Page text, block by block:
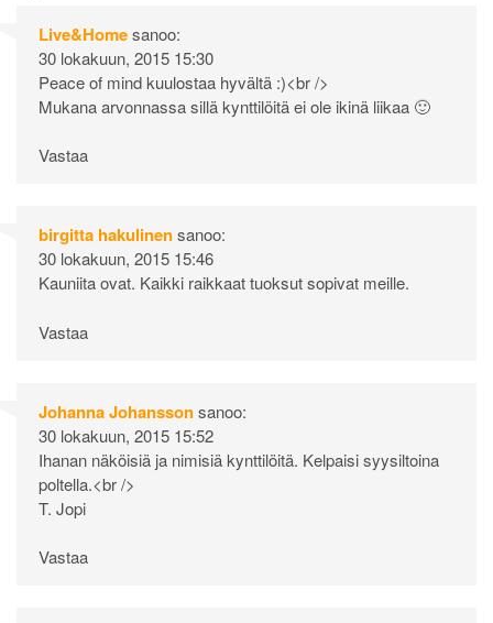
Live&Homesanoo:
30 lokakuun, 2015 15:30
Peace of mind kuulostaa hyvältä :)<br />
Mukana arvonnassa sillä kynttilöitä ei ole ikinä liikaa 🙂
Vastaa
birgitta hakulinensanoo:
30 lokakuun, 2015 15:46
Kauniita ovat. Kaikki raikkaat tuoksut sopivat meille.
Vastaa
Johanna Johanssonsanoo:
30 lokakuun, 2015 15:52
Ihanan näköisiä ja nimisiä kynttilöitä. Kelpaisi syysiltoina
poltella.<br />
T. Jopi
Vastaa